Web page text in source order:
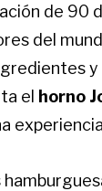
de 90
del
el horno